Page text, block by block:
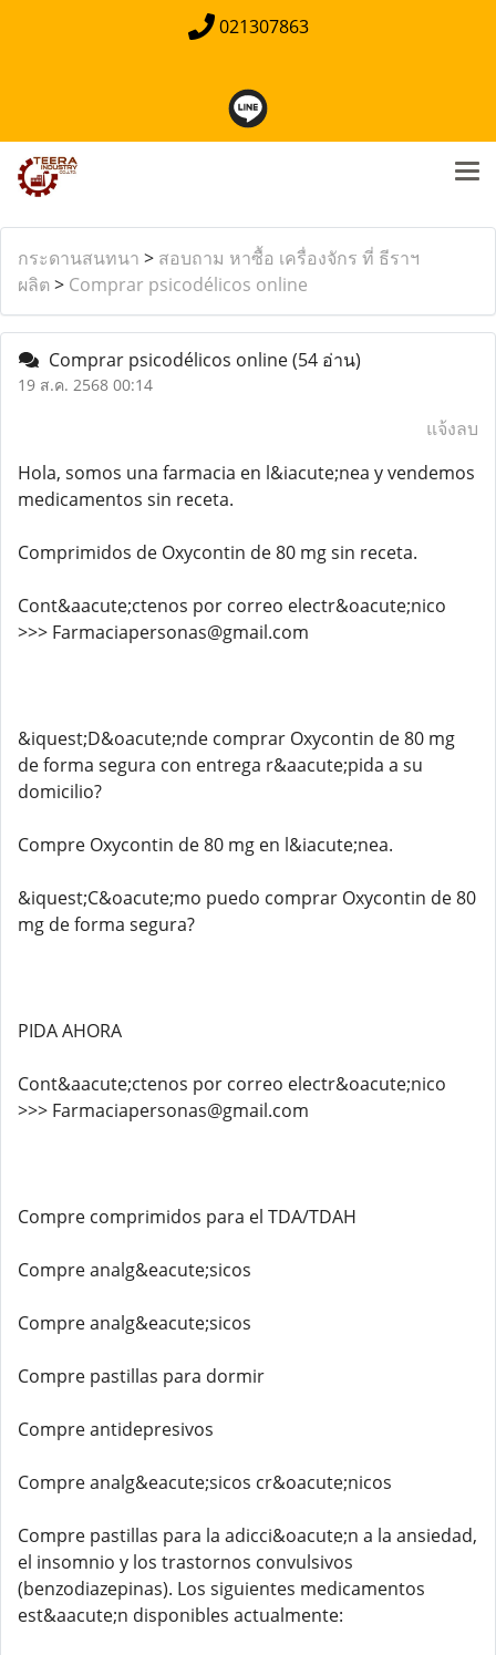
021307863
กระดานสนทนา > สอบถาม หาซื้อ เครื่องจักร ที่ ธีราฯ
ผลิต > Comprar psicodélicos online
Comprar psicodélicos online(54 อ่าน)
19 ส.ค. 2568 00:14
แจ้งลบ
Hola, somos una farmacia en l&iacute;nea y vendemos
medicamentos sin receta.
Comprimidos de Oxycontin de 80 mg sin receta.
Cont&aacute;ctenos por correo electr&oacute;nico
>>> Farmaciapersonas@gmail.com
&iquest;D&oacute;nde comprar Oxycontin de 80 mg
de forma segura con entrega r&aacute;pida a su
domicilio?
Compre Oxycontin de 80 mg en l&iacute;nea.
&iquest;C&oacute;mo puedo comprar Oxycontin de 80
mg de forma segura?
PIDA AHORA
Cont&aacute;ctenos por correo electr&oacute;nico
>>> Farmaciapersonas@gmail.com
Compre comprimidos para el TDA/TDAH
Compre analg&eacute;sicos
Compre analg&eacute;sicos
Compre pastillas para dormir
Compre antidepresivos
Compre analg&eacute;sicos cr&oacute;nicos
Compre pastillas para la adicci&oacute;n a la ansiedad,
el insomnio y los trastornos convulsivos
(benzodiazepinas). Los siguientes medicamentos
est&aacute;n disponibles actualmente: